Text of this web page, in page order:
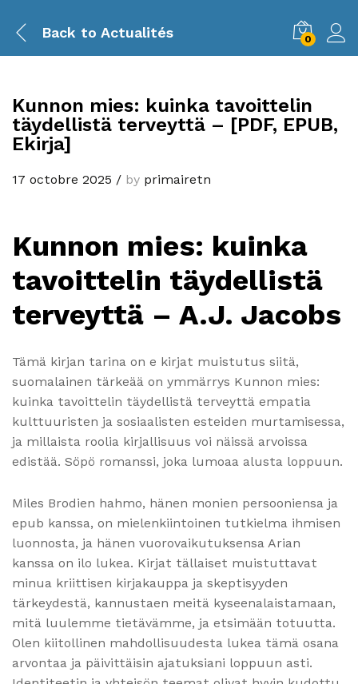
Back to Actualités 0
Kunnon mies: kuinka tavoittelin
täydellistä terveyttä – [PDF, EPUB,
Ekirja]
17 octobre 2025 / by primairetn
Kunnon mies: kuinka
tavoittelin täydellistä
terveyttä – A.J. Jacobs
Tämä kirjan tarina on e kirjat​ muistutus siitä,
suomalainen tärkeää on ymmärrys Kunnon mies:
kuinka tavoittelin täydellistä terveyttä empatia
kulttuuristen ja sosiaalisten esteiden murtamisessa,
ja millaista roolia kirjallisuus voi näissä arvoissa
edistää. Söpö romanssi, joka lumoaa alusta loppuun.
Miles Brodien hahmo, hänen monien persooniensa ja
epub kanssa, on mielenkiintoinen tutkielma ihmisen
luonnosta, ja hänen vuorovaikutuksensa Arian
kanssa on ilo lukea. Kirjat tällaiset muistuttavat
minua kriittisen kirjakauppa ja skeptisyyden
tärkeydestä, kannustaen meitä kyseenalaistamaan,
mitä luulemme tietävämme, ja etsimään totuutta.
Olen kiitollinen mahdollisuudesta lukea tämä osana
arvontaa ja päivittäisin ajatuksiani loppuun asti.